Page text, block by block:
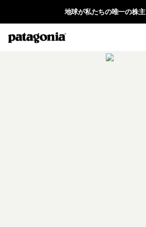
地球が私たちの唯一の株主